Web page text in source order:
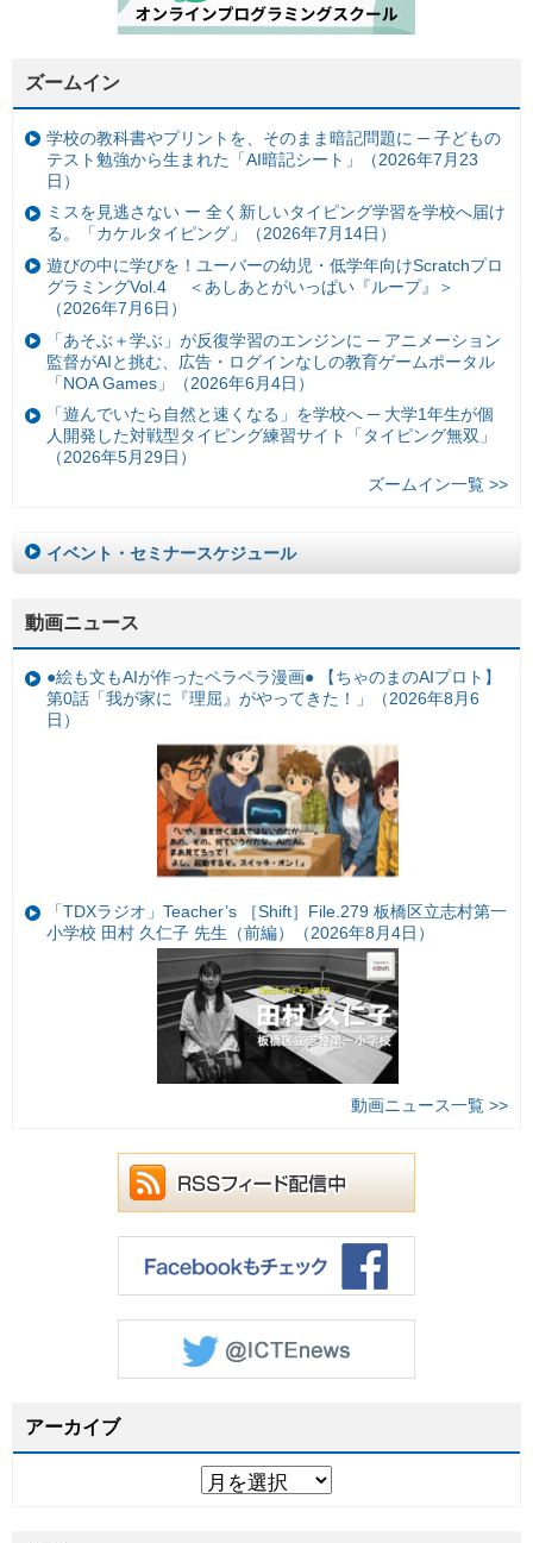
ズームイン
学校の教科書やプリントを、そのまま暗記問題に ─ 子どもの
テスト勉強から生まれた「AI暗記シート」（2026年7月23
日）
ミスを見逃さない ー 全く新しいタイピング学習を学校へ届け
る。「カケルタイピング」（2026年7月14日）
遊びの中に学びを！ユーバーの幼児・低学年向けScratchプロ
グラミングVol.4 ＜あしあとがいっぱい『ループ』＞
（2026年7月6日）
「あそぶ＋学ぶ」が反復学習のエンジンに ─ アニメーション
監督がAIと挑む、広告・ログインなしの教育ゲームポータル
「NOA Games」（2026年6月4日）
「遊んでいたら自然と速くなる」を学校へ ─ 大学1年生が個
人開発した対戦型タイピング練習サイト「タイピング無双」
（2026年5月29日）
ズームイン一覧 >>
イベント・セミナースケジュール
動画ニュース
●絵も文もAIが作ったペラペラ漫画● 【ちゃのまのAIプロト】
第0話「我が家に『理屈』がやってきた！」（2026年8月6
日）
「TDXラジオ」Teacher’s ［Shift］File.279 板橋区立志村第一
小学校 田村 久仁子 先生（前編）（2026年8月4日）
動画ニュース一覧 >>
アーカイブ